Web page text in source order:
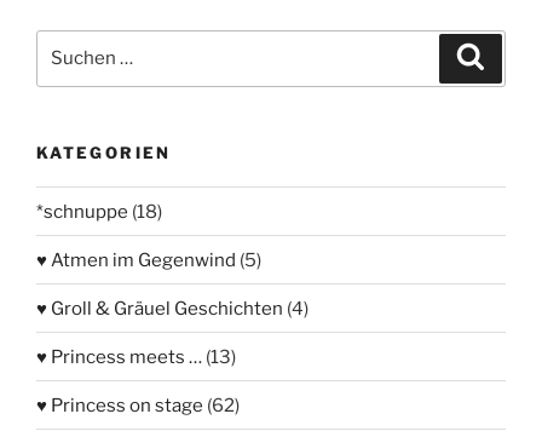
nach:
KATEGORIEN
*schnuppe (18)
♥ Atmen im Gegenwind (5)
♥ Groll & Gräuel Geschichten (4)
♥ Princess meets … (13)
♥ Princess on stage (62)